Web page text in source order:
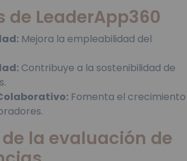
de LeaderApp360
Mejora la empleabilidad del
Contribuye a la sostenibilidad de
Fomenta el crecimiento
la evaluación de